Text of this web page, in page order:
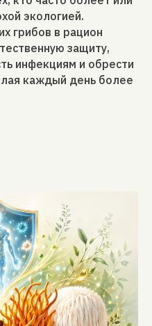
экологией.
грибов в рацион
защиту,
инфекциям и обрести
каждый день более